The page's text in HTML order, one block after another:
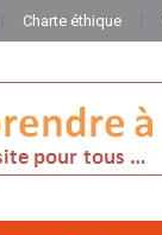
Charte éthique